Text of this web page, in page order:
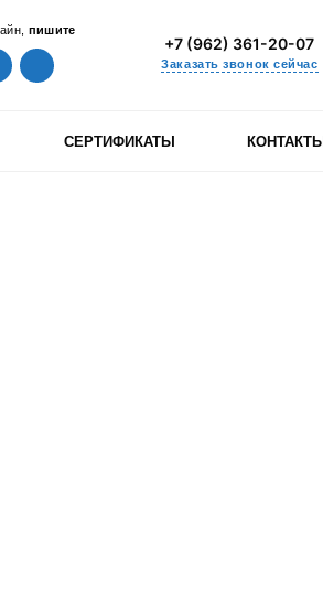
пишите
+7 (962) 361-20-07
Заказать звонок сейчас
СЕРТИФИКАТЫ КОНТАКТЫ